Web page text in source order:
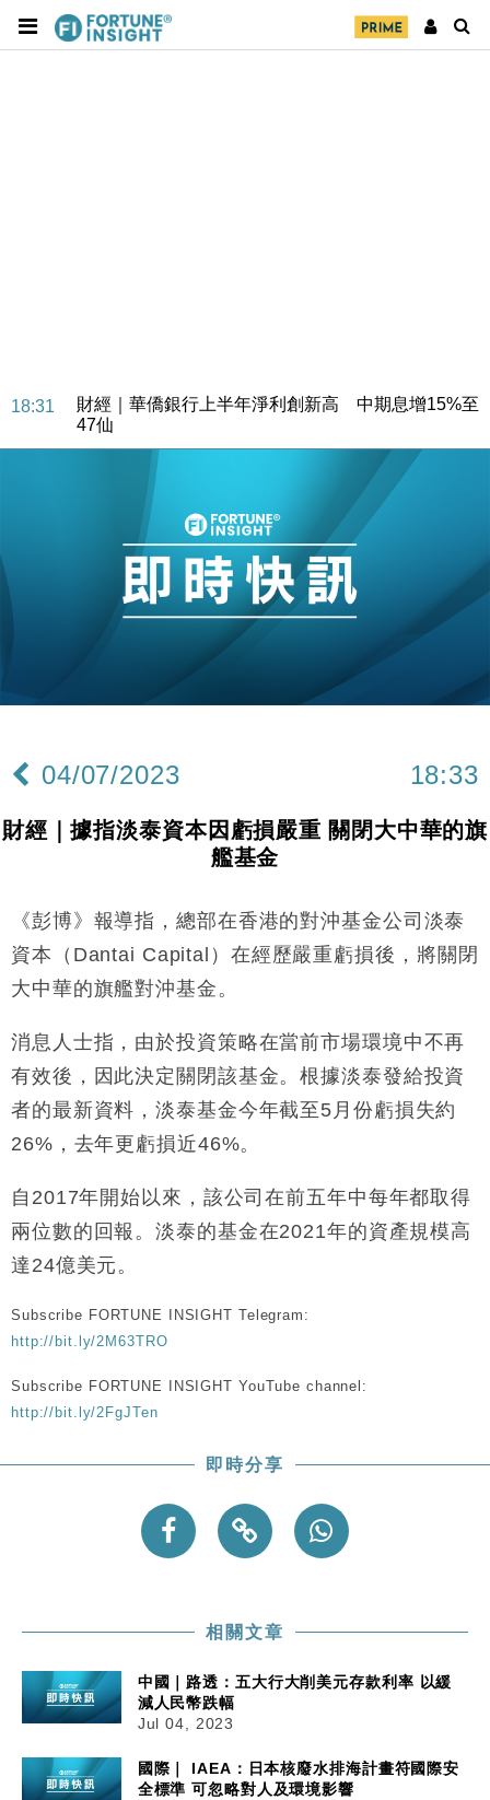
18:31
財經｜華僑銀行上半年淨利創新高 中期息增15%至
47仙
財經｜滙豐上調香港今年GDP預測至4.5% 看好貿易
及消費表現
本地｜假冒內地執法人員要求交「保證金」 43歲女子
損失近6900萬元
財經｜日經失守6.5萬點後回穩 全周仍升近2%
15:47
財經｜恒隆10月換帥 玩具「反」斗城亞洲CEO蔡德
財經｜韓股反覆波動收跌 連挫7周創逾3年最長跌勢
12:44
財經｜日本春季三度入市撐日圓 4月單日斥6.28萬億
11:12
國際｜特朗普料美伊戰事快結束 承認部分彈藥庫存緊
司
18:31
財經｜華僑銀行上半年淨利創新高 中期息增15%至
16:47
損失近6900萬元
16:05
財經｜日經失守6.5萬點後回穩 全周仍升近2%
粦接任
15:11
財經｜韓股反覆波動收跌 連挫7周創逾3年最長跌勢
財經｜內地7月美元計價出口增近24%勝預期 貿易順
12:44
財經｜日本春季三度入市撐日圓 4月單日斥6.28萬億
日圓干預創新高
11:12
國際｜特朗普料美伊戰事快結束 承認部分彈藥庫存緊
張
司
04/07/2023 18:33
財經｜據指淡泰資本因虧損嚴重 關閉大中華的旗
艦基金
《彭博》報導指，總部在香港的對沖基金公司淡泰
資本（Dantai Capital）在經歷嚴重虧損後，將關閉
大中華的旗艦對沖基金。
消息人士指，由於投資策略在當前市場環境中不再
有效後，因此決定關閉該基金。根據淡泰發給投資
者的最新資料，淡泰基金今年截至5月份虧損失約
26%，去年更虧損近46%。
自2017年開始以來，該公司在前五年中每年都取得
兩位數的回報。淡泰的基金在2021年的資產規模高
達24億美元。
Subscribe FORTUNE INSIGHT Telegram:
http://bit.ly/2M63TRO
Subscribe FORTUNE INSIGHT YouTube channel:
http://bit.ly/2FgJTen
即時分享
相關文章
中國｜路透：五大行大削美元存款利率 以緩
減人民幣跌幅
Jul 04, 2023
國際｜ IAEA：日本核廢水排海計畫符國際安
全標準 可忽略對人及環境影響